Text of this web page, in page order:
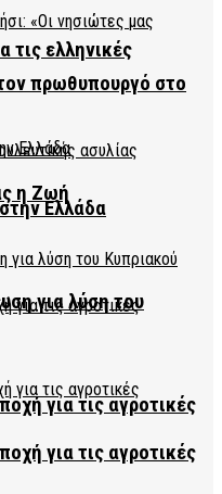
τις ελληνικές
Ελλάδα
για τις αγροτικές
πρωθυπουργό στο
η Ζωή
για λύση του
για τις αγροτικές